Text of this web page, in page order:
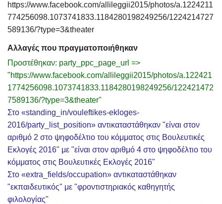
https://www.facebook.com/allileggii2015/photos/a.1224211
774256098.1073741833.1184280198249256/1224214727
589136/?type=3&theater
Αλλαγές που πραγματοποιήθηκαν
Προστέθηκαν: party_ppc_page_url =>
"https://www.facebook.com/allileggii2015/photos/a.122421
1774256098.1073741833.1184280198249256/122421472
7589136/?type=3&theater"
Στο «standing_in/vouleftikes-ekloges-
2016/party_list_position» αντικαταστάθηκαν "είναι στον
αριθμό 2 στο ψηφοδέλτιο του κόμματος στις Βουλευτικές
Εκλογές 2016" με "είναι στον αριθμό 4 στο ψηφοδέλτιο του
κόμματος στις Βουλευτικές Εκλογές 2016"
Στο «extra_fields/occupation» αντικαταστάθηκαν
"εκπαιδευτικός" με "φροντιστηριακός καθηγητής
φιλολογίας"